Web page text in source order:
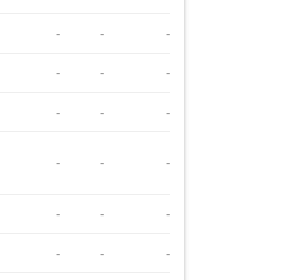
- -
-
- -
-
- -
-
- - -
- -
-
- -
-